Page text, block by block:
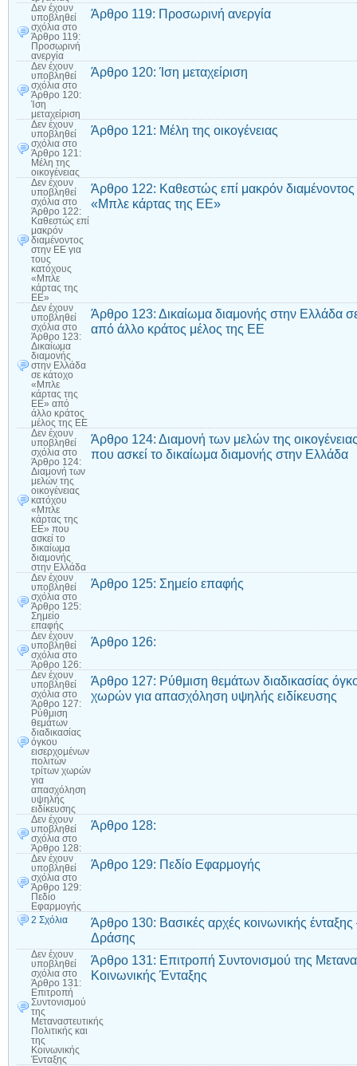
Δεν έχουν
υποβληθεί
σχόλια στο
Άρθρο 119:
Προσωρινή
ανεργία
Άρθρο 119: Προσωρινή ανεργία
Δεν έχουν
υποβληθεί
σχόλια στο
Άρθρο 120:
Ίση
μεταχείριση
Άρθρο 120: Ίση μεταχείριση
Δεν έχουν
υποβληθεί
σχόλια στο
Άρθρο 121:
Μέλη της
οικογένειας
Άρθρο 121: Μέλη της οικογένειας
Δεν έχουν
υποβληθεί
σχόλια στο
Άρθρο 122:
Καθεστώς επί
μακρόν
διαμένοντος
στην ΕΕ για
τους
κατόχους
«Μπλε
κάρτας της
ΕΕ»
Άρθρο 122: Καθεστώς επί μακρόν
«Μπλε κάρτας της ΕΕ»
Δεν έχουν
υποβληθεί
σχόλια στο
Άρθρο 123:
Δικαίωμα
διαμονής
στην Ελλάδα
σε κάτοχο
«Μπλε
κάρτας της
ΕΕ» από
άλλο κράτος
μέλος της ΕΕ
Άρθρο 123: Δικαίωμα διαμονής στην Ελλάδα
από άλλο κράτος μέλος της ΕΕ
Δεν έχουν
υποβληθεί
σχόλια στο
Άρθρο 124:
Διαμονή των
μελών της
οικογένειας
κατόχου
«Μπλε
κάρτας της
ΕΕ» που
ασκεί το
δικαίωμα
διαμονής
στην Ελλάδα
Άρθρο 124: Διαμονή των μελών της
που ασκεί το δικαίωμα διαμονής στην Ελλάδα
Δεν έχουν
υποβληθεί
σχόλια στο
Άρθρο 125:
Σημείο
επαφής
Άρθρο 125: Σημείο επαφής
Δεν έχουν
υποβληθεί
σχόλια στο
Άρθρο 126:
Άρθρο 126:
Δεν έχουν
υποβληθεί
σχόλια στο
Άρθρο 127:
Ρύθμιση
θεμάτων
διαδικασίας
όγκου
εισερχομένων
πολιτών
τρίτων χωρών
για
απασχόληση
υψηλής
ειδίκευσης
Άρθρο 127: Ρύθμιση θεμάτων διαδικασίας
χωρών για απασχόληση υψηλής ειδίκευσης
Δεν έχουν
υποβληθεί
σχόλια στο
Άρθρο 128:
Άρθρο 128:
Δεν έχουν
υποβληθεί
σχόλια στο
Άρθρο 129:
Πεδίο
Εφαρμογής
Άρθρο 129: Πεδίο Εφαρμογής
2 Σχόλια
Άρθρο 130: Βασικές αρχές κοινωνικής
Δράσης
Δεν έχουν
υποβληθεί
σχόλια στο
Άρθρο 131:
Επιτροπή
Συντονισμού
της
Μεταναστευτικής
Πολιτικής και
της
Κοινωνικής
Ένταξης
Άρθρο 131: Επιτροπή Συντονισμού της
Κοινωνικής Ένταξης